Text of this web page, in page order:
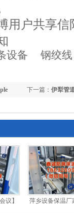
用户共享
设备
钢绞线
下一篇： 伊犁管
议】
萍乡设备保温厂